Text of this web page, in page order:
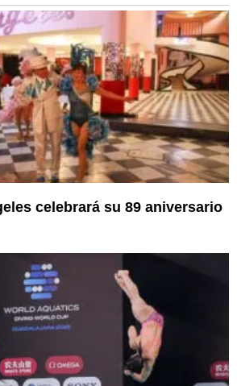
celebrará su 89 aniversario